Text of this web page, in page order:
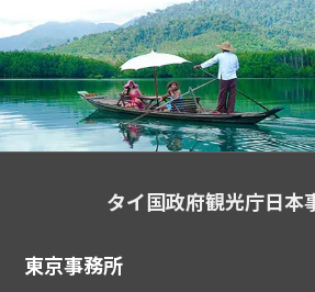
タイ国政府観光庁日本
東京事務所